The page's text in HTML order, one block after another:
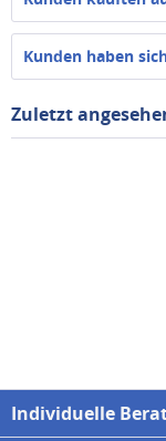
Kunden haben
Zuletzt
Individuelle